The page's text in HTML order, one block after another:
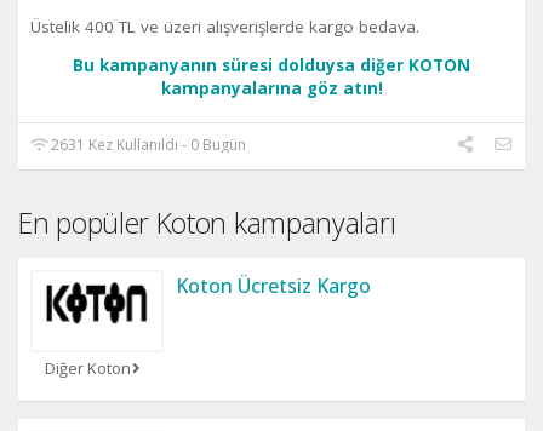
Üstelik 400 TL ve üzeri alışverişlerde kargo bedava.
Bu kampanyanın süresi dolduysa diğer KOTON
kampanyalarına göz atın!
2631 Kez Kullanıldı - 0 Bugün
En popüler Koton kampanyaları
Diğer Koton
Koton Ücretsiz Kargo